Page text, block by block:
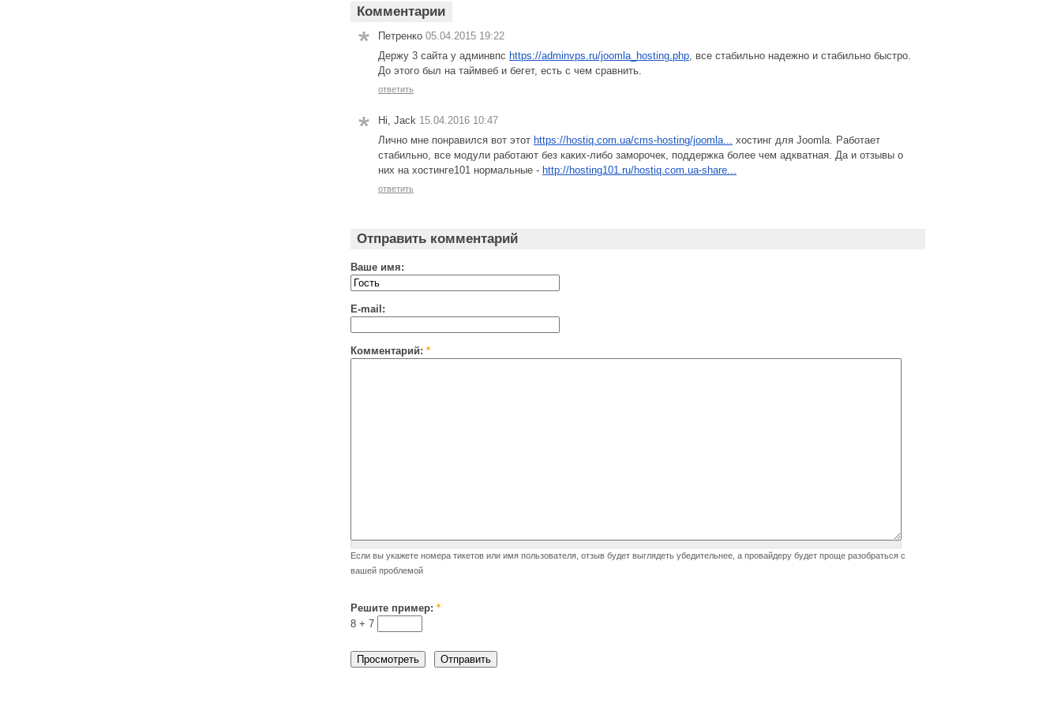
Комментарии
Петренко 05.04.2015 19:22
Держу 3 сайта у админвпс https://adminvps.ru/joomla_hosting.php , все стабильно надежно и стабильно быстро.
До этого был на таймвеб и бегет, есть с чем сравнить.
ответить
Hi, Jack 15.04.2016 10:47
Лично мне понравился вот этот https://hostiq.com.ua/cms-hosting/joomla... хостинг для Joomla. Работает
стабильно, все модули работают без каких-либо заморочек, поддержка более чем адкватная. Да и отзывы о
них на хостинге101 нормальные - http://hosting101.ru/hostiq.com.ua-share...
ответить
Отправить комментарий
Ваше имя:
E-mail:
Комментарий: *
Если вы укажете номера тикетов или имя пользователя, отзыв будет выглядеть убедительнее, а провайдеру будет проще разобраться с
вашей проблемой
Решите пример: *
8 + 7